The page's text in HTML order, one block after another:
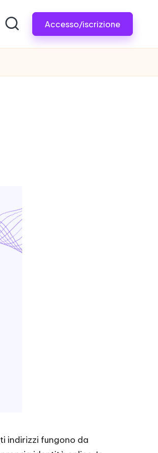
Accesso/iscrizione
indirizzi fungono da